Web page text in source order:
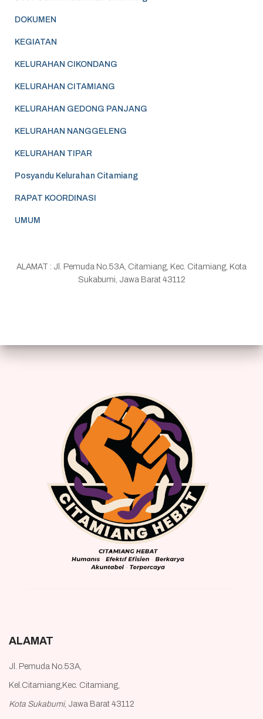
DOKUMEN
KEGIATAN
KELURAHAN CIKONDANG
KELURAHAN CITAMIANG
KELURAHAN GEDONG PANJANG
KELURAHAN NANGGELENG
KELURAHAN TIPAR
Posyandu Kelurahan Citamiang
RAPAT KOORDINASI
UMUM
ALAMAT : Jl. Pemuda No.53A, Citamiang, Kec. Citamiang, Kota
Sukabumi, Jawa Barat 43112
ALAMAT
Jl. Pemuda No.53A,
Kel.Citamiang,Kec. Citamiang,
Kota Sukabumi, Jawa Barat 43112